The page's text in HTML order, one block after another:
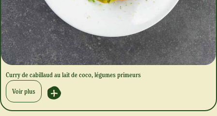
Curry de cabillaud au lait de coco, légumes primeurs
Voir plus